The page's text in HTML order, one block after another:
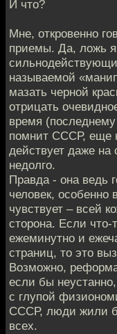
И что?
Мне, откровенно
приемы. Да, ложь
называемой
мазать черной
отрицать
время (последнему
помнит СССР, еще
действует даже на
недолго.
Правда - она ведь
человек, особенно
чувствует – всей
сторона. Если что-
ежеминутно и
страниц, то это
Возможно,
если бы
с глупой
СССР, люди жили
всех.